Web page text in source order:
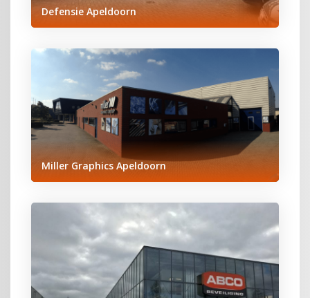
Defensie Apeldoorn
Miller Graphics Apeldoorn